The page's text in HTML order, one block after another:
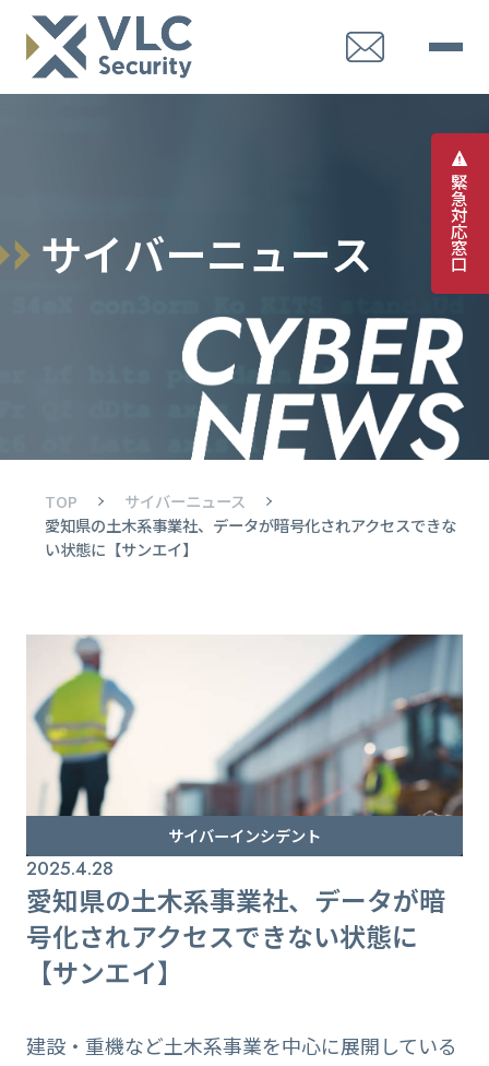
緊
急
対
応
窓
口
サイバーニュース
TOP
サイバーニュース
愛知県の土木系事業社、データが暗号化されアクセスできな
い状態に【サンエイ】
サイバーインシデント
2025.4.28
愛知県の土木系事業社、データが暗
号化されアクセスできない状態に
【サンエイ】
建設・重機など土木系事業を中心に展開している